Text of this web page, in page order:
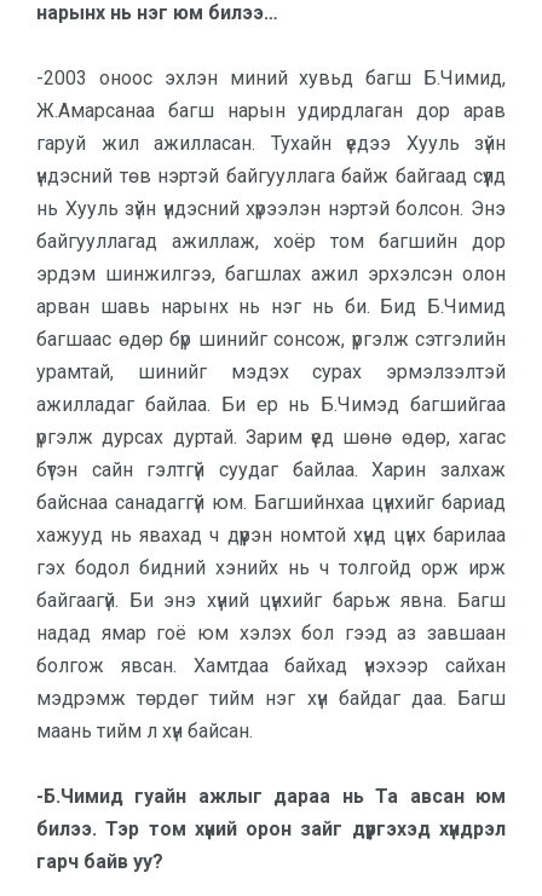
нарынх нь нэг юм билээ…
-2003 оноос эхлэн миний хувьд багш Б.Чимид,
Ж.Амарсанаа багш нарын удирдлаган дор арав
гаруй жил ажилласан. Тухайн үедээ Хууль зүйн
үндэсний төв нэртэй байгууллага байж байгаад сүүлд
нь Хууль зүйн үндэсний хүрээлэн нэртэй болсон. Энэ
байгууллагад ажиллаж, хоёр том багшийн дор
эрдэм шинжилгээ, багшлах ажил эрхэлсэн олон
арван шавь нарынх нь нэг нь би. Бид Б.Чимид
багшаас өдөр бүр шинийг сонсож, үргэлж сэтгэлийн
урамтай, шинийг мэдэх сурах эрмэлзэлтэй
ажилладаг байлаа. Би ер нь Б.Чимэд багшийгаа
үргэлж дурсах дуртай. Зарим үед шөнө өдөр, хагас
бүтэн сайн гэлтгүй суудаг байлаа. Харин залхаж
байснаа санадаггүй юм. Багшийнхаа цүнхийг бариад
хажууд нь явахад ч дүүрэн номтой хүнд цүнх барилаа
гэх бодол бидний хэнийх нь ч толгойд орж ирж
байгаагүй. Би энэ хүний цүнхийг барьж явна. Багш
надад ямар гоё юм хэлэх бол гээд аз завшаан
болгож явсан. Хамтдаа байхад үнэхээр сайхан
мэдрэмж төрдөг тийм нэг хүн байдаг даа. Багш
маань тийм л хүн байсан.
-Б.Чимид гуайн ажлыг дараа нь Та авсан юм
билээ. Тэр том хүний орон зайг дүүргэхэд хүндрэл
гарч байв уу?